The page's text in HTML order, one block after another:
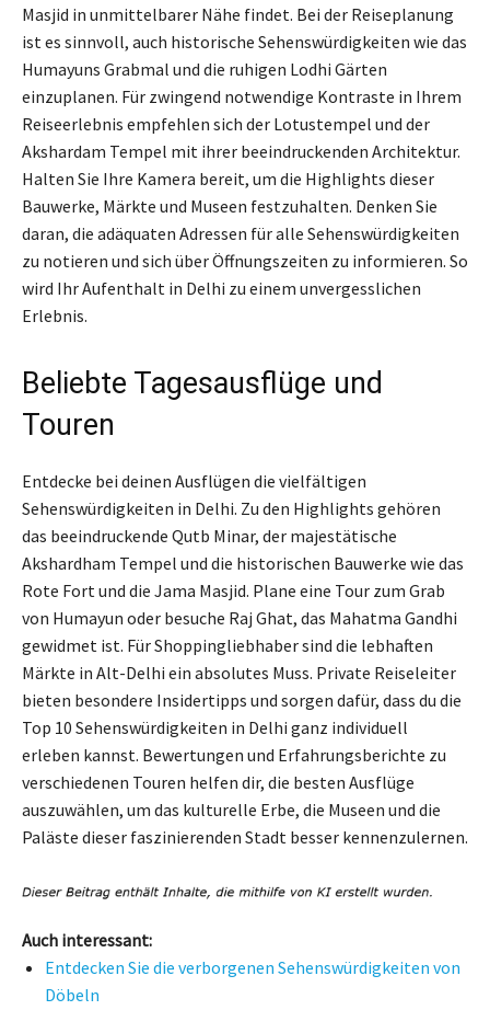
Masjid in unmittelbarer Nähe findet. Bei der Reiseplanung
ist es sinnvoll, auch historische Sehenswürdigkeiten wie das
Humayuns Grabmal und die ruhigen Lodhi Gärten
einzuplanen. Für zwingend notwendige Kontraste in Ihrem
Reiseerlebnis empfehlen sich der Lotustempel und der
Akshardam Tempel mit ihrer beeindruckenden Architektur.
Halten Sie Ihre Kamera bereit, um die Highlights dieser
Bauwerke, Märkte und Museen festzuhalten. Denken Sie
daran, die adäquaten Adressen für alle Sehenswürdigkeiten
zu notieren und sich über Öffnungszeiten zu informieren. So
wird Ihr Aufenthalt in Delhi zu einem unvergesslichen
Erlebnis.
Beliebte Tagesausflüge und
Touren
Entdecke bei deinen Ausflügen die vielfältigen
Sehenswürdigkeiten in Delhi. Zu den Highlights gehören
das beeindruckende Qutb Minar, der majestätische
Akshardham Tempel und die historischen Bauwerke wie das
Rote Fort und die Jama Masjid. Plane eine Tour zum Grab
von Humayun oder besuche Raj Ghat, das Mahatma Gandhi
gewidmet ist. Für Shoppingliebhaber sind die lebhaften
Märkte in Alt-Delhi ein absolutes Muss. Private Reiseleiter
bieten besondere Insidertipps und sorgen dafür, dass du die
Top 10 Sehenswürdigkeiten in Delhi ganz individuell
erleben kannst. Bewertungen und Erfahrungsberichte zu
verschiedenen Touren helfen dir, die besten Ausflüge
auszuwählen, um das kulturelle Erbe, die Museen und die
Paläste dieser faszinierenden Stadt besser kennenzulernen.
Auch interessant:
Entdecken Sie die verborgenen Sehenswürdigkeiten von
Döbeln